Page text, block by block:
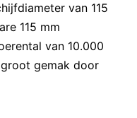
van 115
115 mm
van 10.000
gemak door